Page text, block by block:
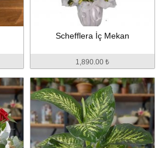
Schefflera İç Mekan
1,890.00 ₺